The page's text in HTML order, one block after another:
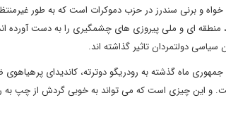
و برنی سندرز در حزب دموکرات است که به طور
ای و ملی پیروزی های چشمگیری را به دست آورده
دولتمردان تاثیر گذاشته اند.
ماه گذشته به رودریگو دوترته، کاندیدای پرهیاهوی
و این چیزی است که می تواند به خوبی گردش از چپ به